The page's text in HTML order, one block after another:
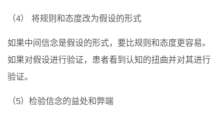
（4） 将规则和态度改为假设的形式
如果中间信念是假设的形式，要比规则和态度更容易。
如果对假设进行验证，患者看到认知的扭曲并对其进行
验证。
（5）检验信念的益处和弊端